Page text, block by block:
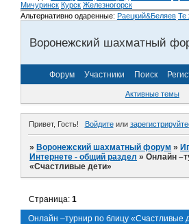
Мичуринск Курск Железногорск
Альтернативно одаренные: Раецкий&Беляев Те
Воронежский шахматный
Форум Участники Поиск
Активные темы
Привет, Гость! Войдитеили
»Воронежский шахматный форум »
Интернете - общий раздел »Онлайн
«Счастливые дети»
Онлайн –турнир по блицу «Счастливые
Страница:1